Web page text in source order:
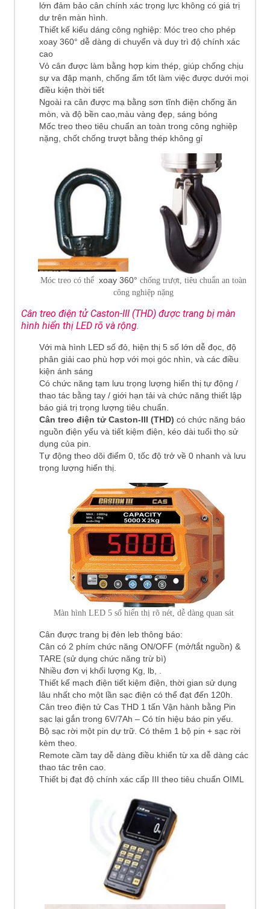
lớn đảm bảo cân chính xác trọng lực không có giá trị
dư trên màn hình.
Thiết kế kiểu dáng công nghiệp: Móc treo cho phép
xoay 360° dễ dàng di chuyển và duy trì độ chính xác
cao
Vỏ cân được làm bằng hợp kim thép, giúp chống chịu
sự va đập mạnh, chống ẩm tốt làm việc được dưới mọi
điều kiện thời tiết
Ngoài ra cân được mạ bằng sơn tĩnh điện chống ăn
mòn, và độ bền cao,màu vàng đẹp, sáng bóng
Mốc treo theo tiêu chuẩn an toàn trong công nghiệp
nặng, chốt chống trượt bằng thép không gỉ
Móc treo có thể xoay 360° chống trượt, tiêu chuẩn an toàn
công nghiệp nặng
Cân treo điện tử Caston-III (THD) được trang bị màn
hình hiển thị LED rõ và rộng.
Với mà hình LED số đỏ, hiện thị 5 số lớn dễ đọc, độ
phân giải cao phù hợp với mọi góc nhìn, và các điều
kiện ánh sáng
Có chức năng tạm lưu trọng lượng hiển thị tự động /
thao tác bằng tay / giới hạn tải và chức năng thiết lập
báo giá trị trọng lượng tiêu chuẩn.
Cân treo điện tử Caston-III (THD) có chức năng báo
nguồn điện yếu và tiết kiệm điện, kéo dài tuổi thọ sử
dụng của pin.
Tự động theo dõi điểm 0, tốc độ trở về 0 nhanh và lưu
trọng lượng hiển thị.
Màn hình LED 5 số hiển thị rõ nét, dễ dàng quan sát
Cân được trang bị đèn leb thông báo:
Cân có 2 phím chức năng ON/OFF (mở/tắt nguồn) &
TARE (sử dụng chức năng trừ bì)
Nhiều đơn vị khối lượng Kg, lb, .
Thiết kế mạch điện tiết kiệm điện, thời gian sử dụng
lâu nhất cho một lần sạc điện có thể đạt đến 120h.
Cân treo điện tử Cas THD 1 tấn Vận hành bằng Pin
sạc lại gắn trong 6V/7Ah – Có tín hiệu báo pin yếu.
Bộ sạc rời một pin dự trữ. Có thêm 1 bộ pin + sạc rời
kèm theo.
Remote cầm tay dễ dàng điều khiển từ xa dễ dàng các
thao tác trên cao.
Thiết bị đạt độ chính xác cấp III theo tiêu chuẩn OIML